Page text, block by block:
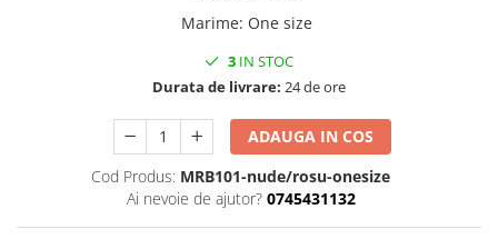
Marime: One size
3 IN STOC
Durata de livrare: 24 de ore
ADAUGA IN COS
Cod Produs: MRB101-nude/rosu-onesize
Ai nevoie de ajutor? 0745431132